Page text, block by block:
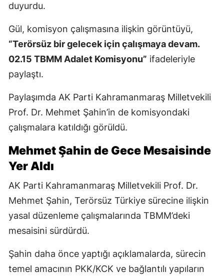
duyurdu.
Gül, komisyon çalışmasına ilişkin görüntüyü,
“Terörsüz bir gelecek için çalışmaya devam.
02.15 TBMM Adalet Komisyonu” ifadeleriyle
paylaştı.
Paylaşımda AK Parti Kahramanmaraş Milletvekili
Prof. Dr. Mehmet Şahin’in de komisyondaki
çalışmalara katıldığı görüldü.
Mehmet Şahin de Gece Mesaisinde
Yer Aldı
AK Parti Kahramanmaraş Milletvekili Prof. Dr.
Mehmet Şahin, Terörsüz Türkiye sürecine ilişkin
yasal düzenleme çalışmalarında TBMM’deki
mesaisini sürdürdü.
Şahin daha önce yaptığı açıklamalarda, sürecin
temel amacının PKK/KCK ve bağlantılı yapıların